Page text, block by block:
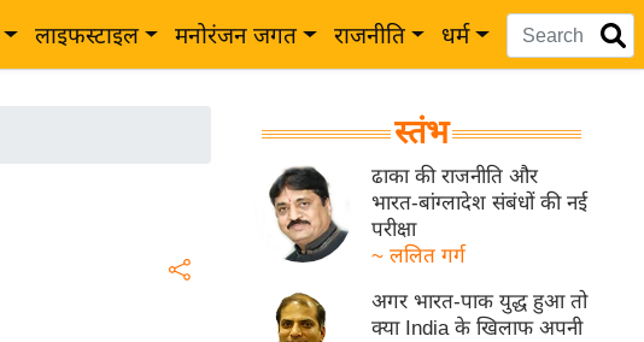
लाइफस्टाइल मनोरंजन जगत राजनीति धर्म
स्तंभ
ढाका की राजनीति और
भारत-बांग्लादेश संबंधों की नई
परीक्षा
~ ललित गर्ग
अगर भारत-पाक युद्ध हुआ तो
क्या India के खिलाफ अपनी